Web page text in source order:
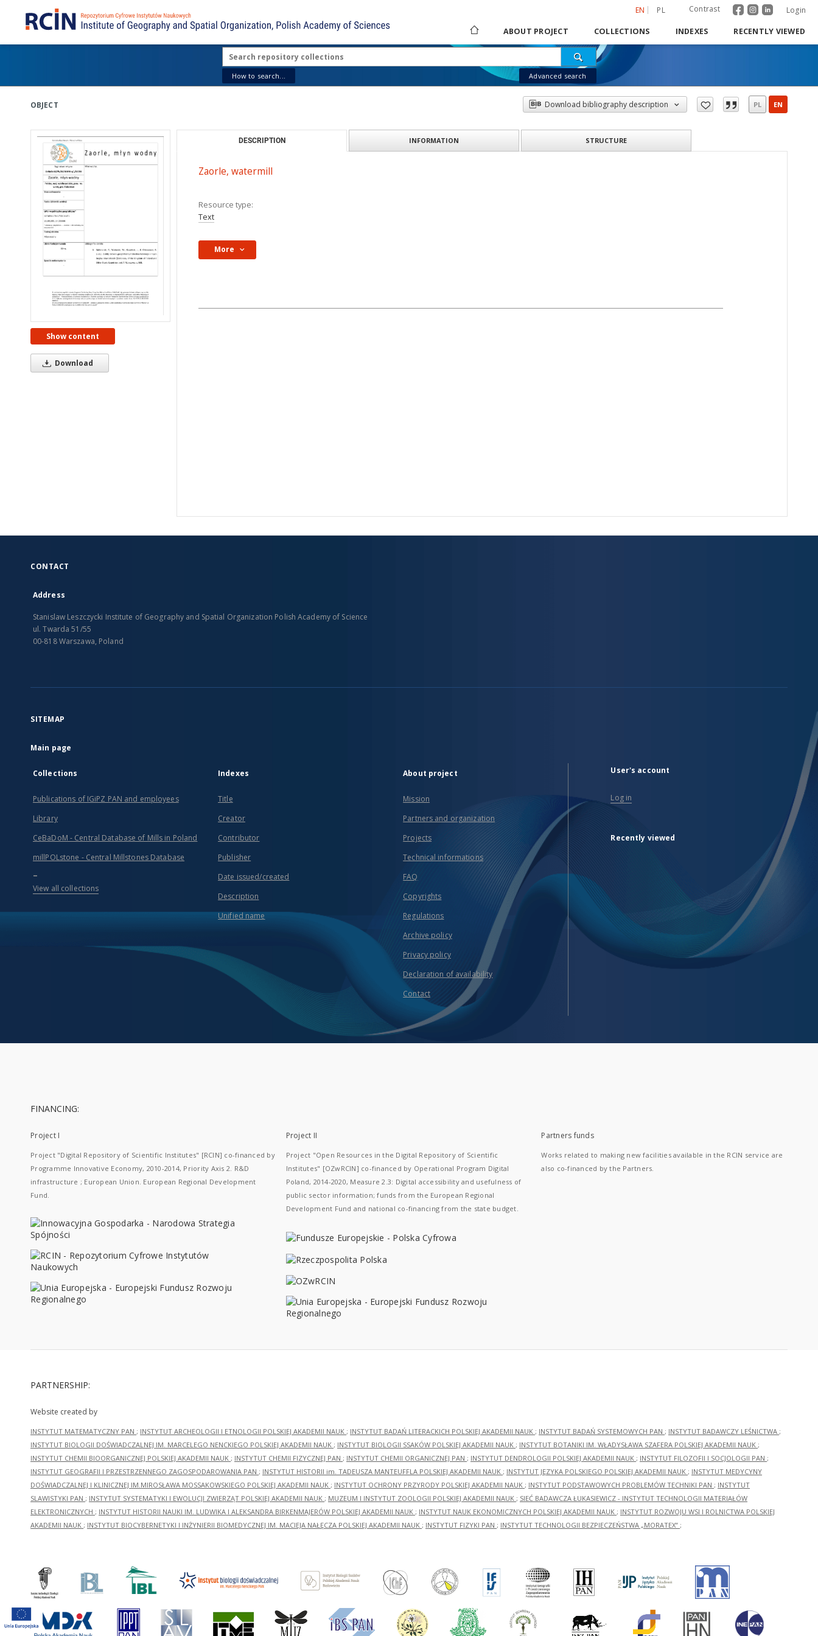
EN PL Contrast Login
ABOUT PROJECT COLLECTIONS INDEXES RECENTLY VIEWED
How to search... Advanced search
OBJECT Download bibliography description PL EN
Show content
Download
DESCRIPTION INFORMATION STRUCTURE
Zaorle, watermill
Resource type:
Text
More
CONTACT
Address
Stanislaw Leszczycki Institute of Geography and Spatial Organization Polish Academy of Science
ul. Twarda 51/55
00-818 Warszawa, Poland
SITEMAP
Main page
Collections
Publications of IGiPZ PAN and employees
Library
CeBaDoM - Central Database of Mills in Poland
millPOLstone - Central Millstones Database
...
View all collections
Indexes
Title
Creator
Contributor
Publisher
Date issued/created
Description
Unified name
About project
Mission
Partners and organization
Projects
Technical informations
FAQ
Copyrights
Regulations
Archive policy
Privacy policy
Declaration of availability
Contact
User's account
Log in
Recently viewed
FINANCING:
Project I
Project "Digital Repository of Scientific Institutes" [RCIN] co-financed by
Programme Innovative Economy, 2010-2014, Priority Axis 2. R&D
infrastructure ; European Union. European Regional Development
Fund.
Project II
Project "Open Resources in the Digital Repository of Scientific
Institutes" [OZwRCIN] co-financed by Operational Program Digital
Poland, 2014-2020, Measure 2.3: Digital accessibility and usefulness of
public sector information; funds from the European Regional
Development Fund and national co-financing from the state budget.
Partners funds
Works related to making new facilities available in the RCIN service are
also co-financed by the Partners.
PARTNERSHIP:
Website created by
INSTYTUT MATEMATYCZNY PAN ; INSTYTUT ARCHEOLOGII I ETNOLOGII POLSKIEJ AKADEMII NAUK ; INSTYTUT BADAŃ LITERACKICH POLSKIEJ AKADEMII NAUK ; INSTYTUT BADAŃ SYSTEMOWYCH PAN ; INSTYTUT BADAWCZY LEŚNICTWA ;
INSTYTUT BIOLOGII DOŚWIADCZALNEJ IM. MARCELEGO NENCKIEGO POLSKIEJ AKADEMII NAUK ; INSTYTUT BIOLOGII SSAKÓW POLSKIEJ AKADEMII NAUK ; INSTYTUT BOTANIKI IM. WŁADYSŁAWA SZAFERA POLSKIEJ AKADEMII NAUK ;
INSTYTUT CHEMII BIOORGANICZNEJ POLSKIEJ AKADEMII NAUK ; INSTYTUT CHEMII FIZYCZNEJ PAN ; INSTYTUT CHEMII ORGANICZNEJ PAN ; INSTYTUT DENDROLOGII POLSKIEJ AKADEMII NAUK ; INSTYTUT FILOZOFII I SOCJOLOGII PAN ;
INSTYTUT GEOGRAFII I PRZESTRZENNEGO ZAGOSPODAROWANIA PAN ; INSTYTUT HISTORII im. TADEUSZA MANTEUFFLA POLSKIEJ AKADEMII NAUK ; INSTYTUT JĘZYKA POLSKIEGO POLSKIEJ AKADEMII NAUK ; INSTYTUT MEDYCYNY
DOŚWIADCZALNEJ I KLINICZNEJ IM.MIROSŁAWA MOSSAKOWSKIEGO POLSKIEJ AKADEMII NAUK ; INSTYTUT OCHRONY PRZYRODY POLSKIEJ AKADEMII NAUK ; INSTYTUT PODSTAWOWYCH PROBLEMÓW TECHNIKI PAN ; INSTYTUT
SLAWISTYKI PAN ; INSTYTUT SYSTEMATYKI I EWOLUCJI ZWIERZĄT POLSKIEJ AKADEMII NAUK ; MUZEUM I INSTYTUT ZOOLOGII POLSKIEJ AKADEMII NAUK ; SIEĆ BADAWCZA ŁUKASIEWICZ - INSTYTUT TECHNOLOGII MATERIAŁÓW
ELEKTRONICZNYCH ; INSTYTUT HISTORII NAUKI IM. LUDWIKA I ALEKSANDRA BIRKENMAJERÓW POLSKIEJ AKADEMII NAUK ; INSTYTUT NAUK EKONOMICZNYCH POLSKIEJ AKADEMII NAUK ; INSTYTUT ROZWOJU WSI I ROLNICTWA POLSKIEJ
AKADEMII NAUK ; INSTYTUT BIOCYBERNETYKI I INŻYNIERII BIOMEDYCZNEJ IM. MACIEJA NAŁĘCZA POLSKIEJ AKADEMII NAUK ; INSTYTUT FIZYKI PAN ; INSTYTUT TECHNOLOGII BEZPIECZEŃSTWA „MORATEX” ;